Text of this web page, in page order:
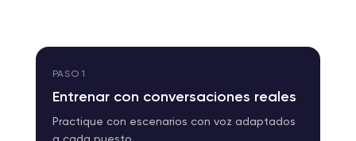
PASO 1
Entrenar con conversaciones reales
Practique con escenarios con voz adaptados